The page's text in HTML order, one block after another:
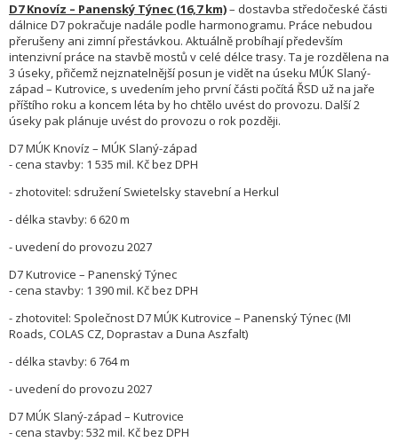
D7 Knovíz – Panenský Týnec (16,7 km)– dostavba středočeské části
dálnice D7 pokračuje nadále podle harmonogramu. Práce nebudou
přerušeny ani zimní přestávkou. Aktuálně probíhají především
intenzivní práce na stavbě mostů v celé délce trasy. Ta je rozdělena na
3 úseky, přičemž nejznatelnější posun je vidět na úseku MÚK Slaný-
západ – Kutrovice, s uvedením jeho první části počítá ŘSD už na jaře
příštího roku a koncem léta by ho chtělo uvést do provozu. Další 2
úseky pak plánuje uvést do provozu o rok později.
D7 MÚK Knovíz – MÚK Slaný-západ
- cena stavby: 1 535 mil. Kč bez DPH
- zhotovitel: sdružení Swietelsky stavební a Herkul
- délka stavby: 6 620 m
- uvedení do provozu 2027
D7 Kutrovice – Panenský Týnec
- cena stavby: 1 390 mil. Kč bez DPH
- zhotovitel: Společnost D7 MÚK Kutrovice – Panenský Týnec (MI
Roads, COLAS CZ, Doprastav a Duna Aszfalt)
- délka stavby: 6 764 m
- uvedení do provozu 2027
D7 MÚK Slaný-západ – Kutrovice
- cena stavby: 532 mil. Kč bez DPH